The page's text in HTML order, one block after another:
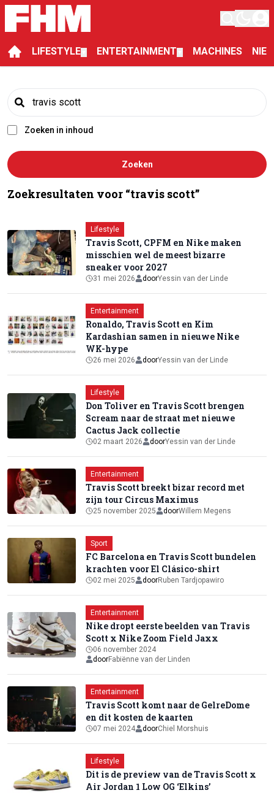
LIFESTYLE ENTERTAINMENT MACHINES
Zoeken in inhoud
Zoeken
Zoekresultaten voor “travis scott”
Lifestyle
Travis Scott, CPFM en Nike maken
misschien wel de meest bizarre
sneaker voor 2027
31 mei 2026 doorYessin van der Linde
Entertainment
Ronaldo, Travis Scott en Kim
Kardashian samen in nieuwe Nike
WK-hype
26 mei 2026 doorYessin van der Linde
Lifestyle
Don Toliver en Travis Scott brengen
Scream naar de straat met nieuwe
Cactus Jack collectie
02 maart 2026 doorYessin van der Linde
Entertainment
Travis Scott breekt bizar record met
zijn tour Circus Maximus
25 november 2025 doorWillem Megens
Sport
FC Barcelona en Travis Scott bundelen
krachten voor El Clásico-shirt
02 mei 2025 doorRuben Tardjopawiro
Entertainment
Nike dropt eerste beelden van Travis
Scott x Nike Zoom Field Jaxx
06 november 2024
doorFabiënne van der Linden
Entertainment
Travis Scott komt naar de GelreDome
en dit kosten de kaarten
07 mei 2024 doorChiel Morshuis
Lifestyle
Dit is de preview van de Travis Scott x
Air Jordan 1 Low OG ‘Elkins’